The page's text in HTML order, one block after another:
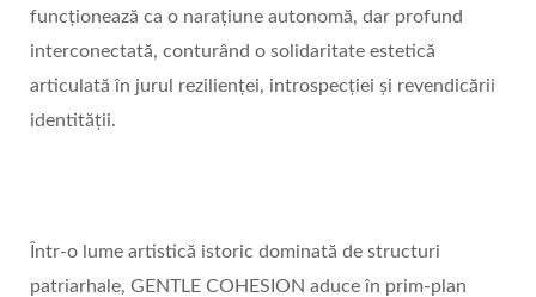
funcționează ca o narațiune autonomă, dar profund
interconectată, conturând o solidaritate estetică
articulată în jurul rezilienței, introspecției și revendicării
identității.
Într-o lume artistică istoric dominată de structuri
patriarhale, GENTLE COHESION aduce în prim-plan